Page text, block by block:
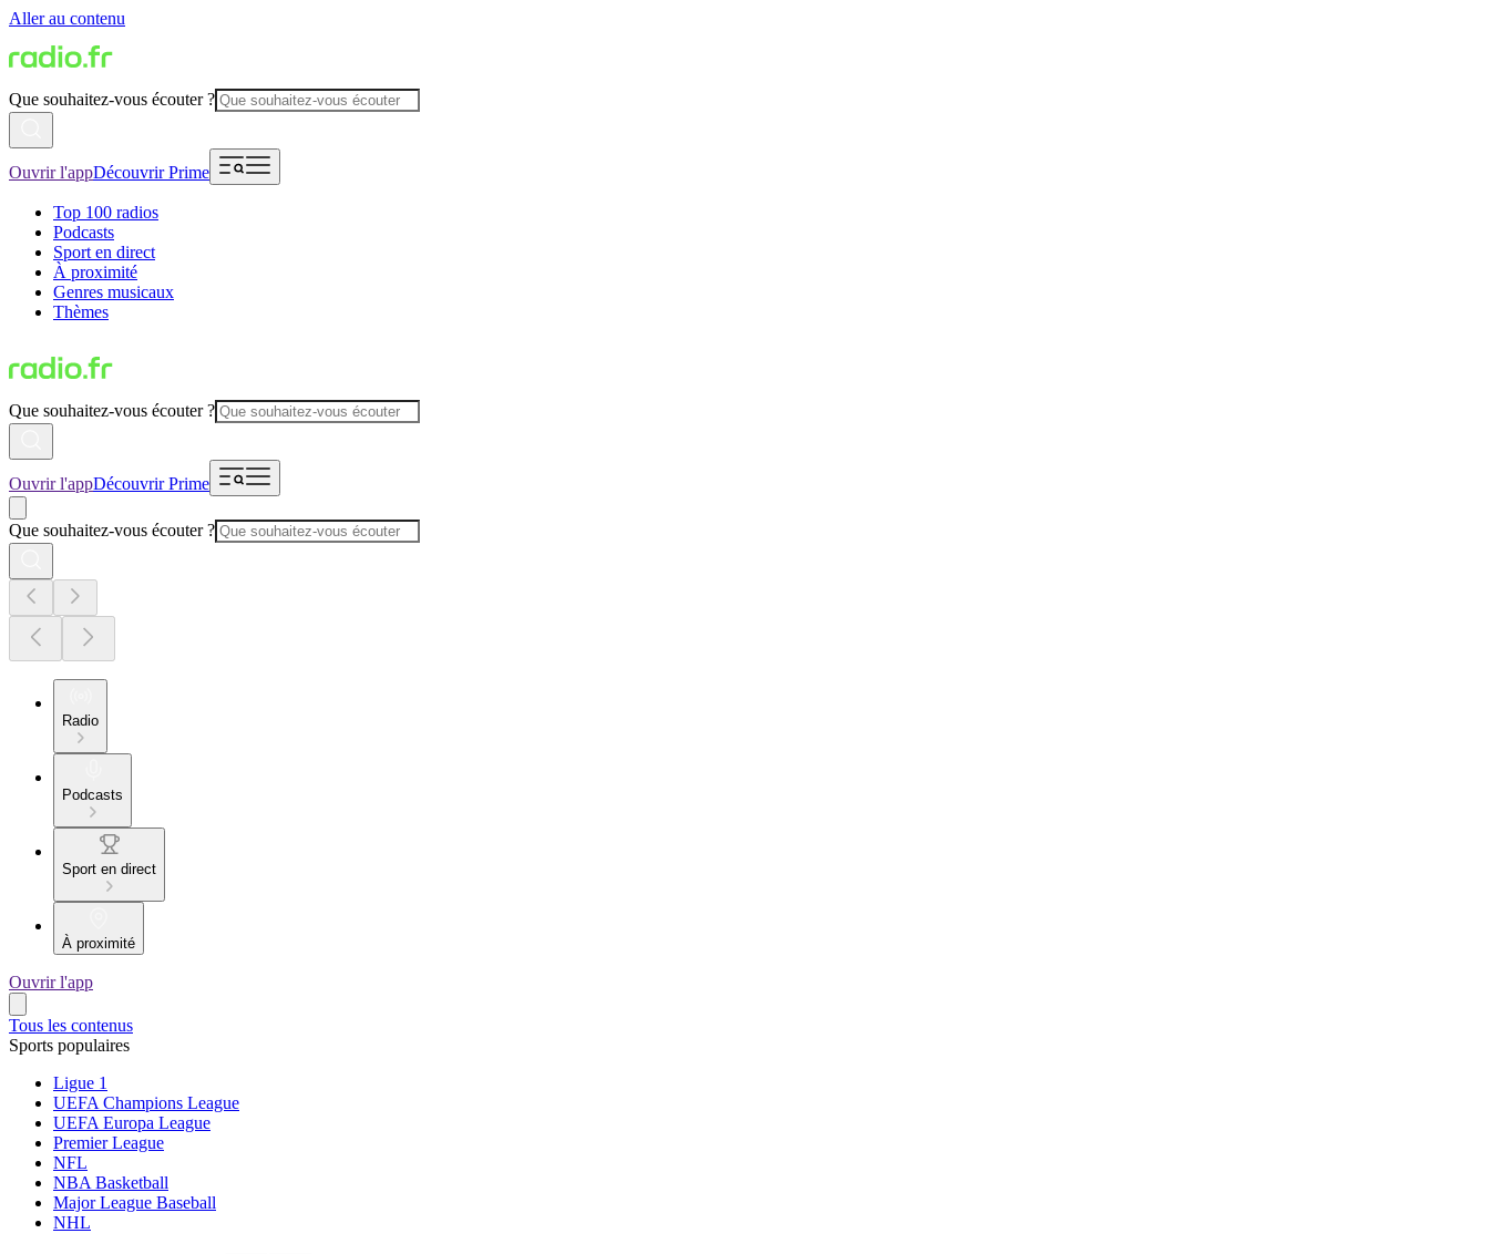
Aller au contenu
Que souhaitez-vous écouter ?
Ouvrir l'appDécouvrir Prime
Top 100 radios
Podcasts
Sport en direct
À proximité
Genres musicaux
Thèmes
Que souhaitez-vous écouter ?
Ouvrir l'appDécouvrir Prime
Que souhaitez-vous écouter ?
Radio
Podcasts
Sport en direct
À proximité
Ouvrir l'app
Tous les contenus
Sports populaires
Ligue 1
UEFA Champions League
UEFA Europa League
Premier League
NFL
NBA Basketball
Major League Baseball
NHL